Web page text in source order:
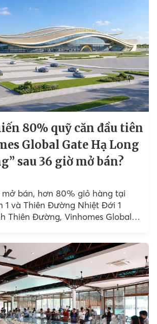
80% quỹ căn đầu tiên
Global Gate Hạ Long
sau 36 giờ mở bán?
mở bán, hơn 80% giỏ hàng tại
1 và Thiên Đường Nhiệt Đới 1
Thiên Đường, Vinhomes Global